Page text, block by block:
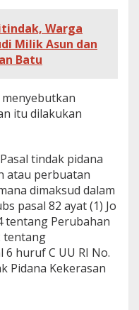
Warga
Milik Asun dan
Batu
menyebutkan
itu dilakukan
tindak pidana
atau perbuatan
dimaksud dalam
pasal 82 ayat (1) Jo
tentang Perubahan
tentang
huruf C UU RI No.
Pidana Kekerasan